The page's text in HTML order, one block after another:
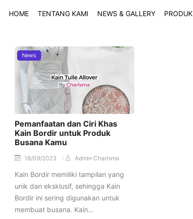
HOME TENTANG KAMI NEWS & GALLERY PRODUK
News
Pemanfaatan dan Ciri Khas
Kain Bordir untuk Produk
Busana Kamu
18/09/2023 Admin Charisma
Kain Bordir memiliki tampilan yang
unik dan eksklusif, sehingga Kain
Bordir ini sering digunakan untuk
membuat busana. Kain…